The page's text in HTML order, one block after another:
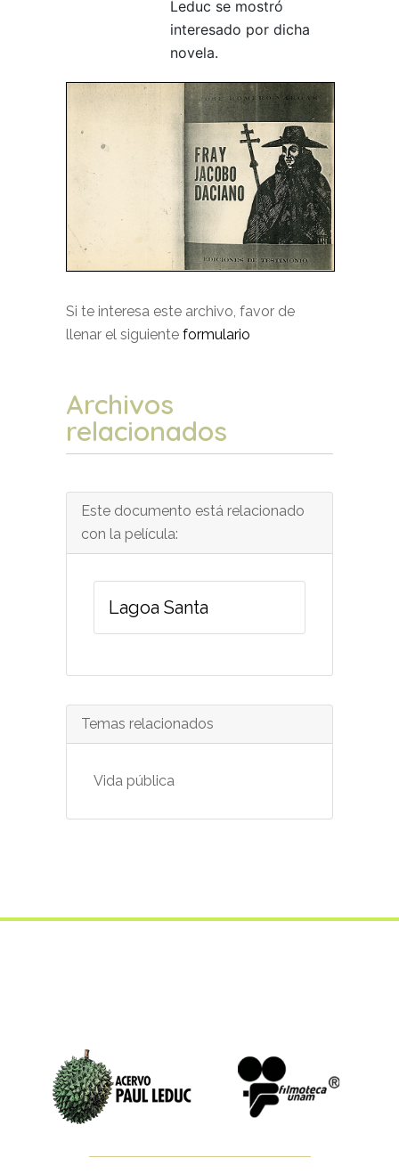
Leduc se mostró
interesado por dicha
novela.
Si te interesa este archivo, favor de
llenar el siguiente formulario
Archivos
relacionados
Este documento está relacionado
con la película:
Lagoa Santa
Temas relacionados
Vida pública